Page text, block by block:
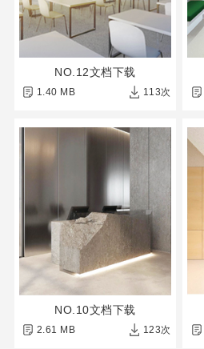
NO.12文档下载
1.40 MB 113次
NO.10文档下载
2.61 MB 123次